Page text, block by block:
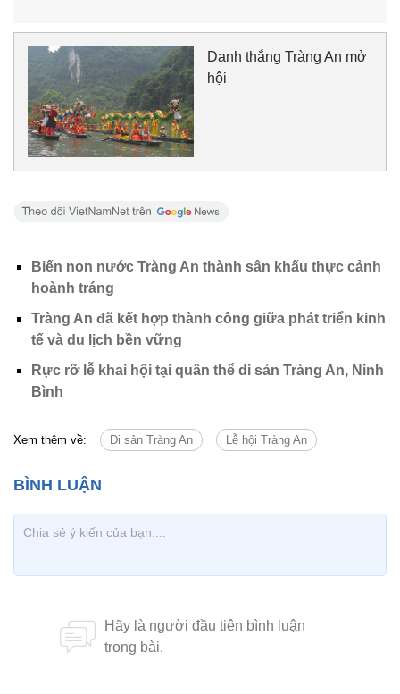
Danh thắng Tràng An mở
hội
Biến non nước Tràng An thành sân khấu thực cảnh
hoành tráng
Tràng An đã kết hợp thành công giữa phát triển kinh
tế và du lịch bền vững
Rực rỡ lễ khai hội tại quần thể di sản Tràng An, Ninh
Bình
Xem thêm về: Di sản Tràng An Lễ hội Tràng An